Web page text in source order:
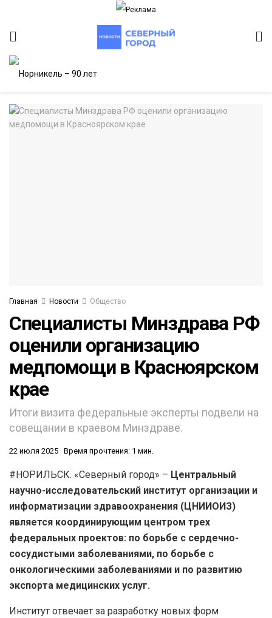
Главная Новости Общество
Специалисты Минздрава РФ
оценили организацию
медпомощи в Красноярском
крае
Итоги визита федеральные эксперты подвели на
совещании в краевом Минздраве.
22 июля 2025 Время прочтения: 1 мин.
#НОРИЛЬСК. «Северный город» – Центральный
научно-исследовательский институт организации и
информатизации здравоохранения (ЦНИИОИЗ)
является координирующим центром трех
федеральных проектов: по борьбе с сердечно-
сосудистыми заболеваниями, по борьбе с
онкологическими заболеваниями и по развитию
экспорта медицинских услуг.
Институт отвечает за разработку новых форм